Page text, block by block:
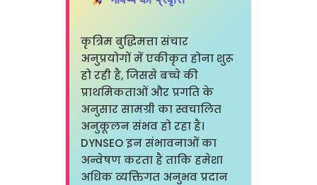
कृत्रिम बुद्धिमत्ता संचार
अनुप्रयोगों में एकीकृत होना शुरू
हो रही है, जिससे बच्चे की
प्राथमिकताओं और प्रगति के
अनुसार सामग्री का स्वचालित
अनुकूलन संभव हो रहा है।
DYNSEO इन संभावनाओं का
अन्वेषण करता है ताकि हमेशा
अधिक व्यक्तिगत अनुभव प्रदान